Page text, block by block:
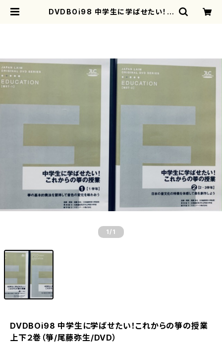
DVDBOi98 中学生に学ばせたい！こ
1 /1
DVDBOi98 中学生に学ばせたい！これからの箏の授業
上下２巻（箏/尾藤弥生/DVD）